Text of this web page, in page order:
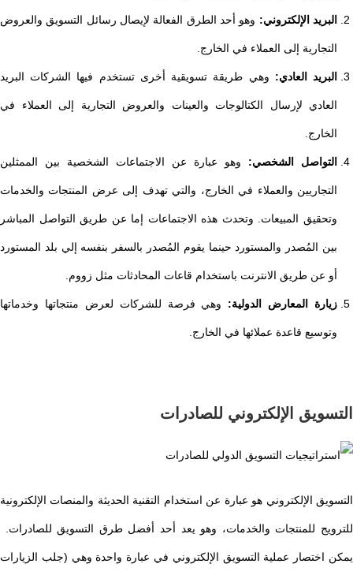
البريد الإلكتروني: وهو أحد الطرق الفعالة لإيصال رسائل التسويق والعروض
التجارية إلى العملاء في الخارج.
البريد العادي: وهي طريقة تسويقية أخرى تستخدم فيها الشركات البريد
العادي لإرسال الكتالوجات والعينات والعروض التجارية إلى العملاء في
الخارج.
التواصل الشخصي: وهو عبارة عن الاجتماعات الشخصية بين الممثلين
التجاريين والعملاء في الخارج، والتي تهدف إلى عرض المنتجات والخدمات
وتحقيق المبيعات. وتحدث هذه الاجتماعات إما عن طريق التواصل المباشر
بين المُصدر والمستورد حينما يقوم المُصدر بالسفر بنفسه إلي بلد المستورد
أو عن طريق الانترنت باستخدام قاعات المحادثات مثل زووم.
زيارة المعارض الدولية: وهي فرصة للشركات لعرض منتجاتها وخدماتها
وتوسيع قاعدة عملائها في الخارج.
التسويق الإلكتروني للصادرات
التسويق الإلكتروني هو عبارة عن استخدام التقنية الحديثة والمنصات الإلكترونية
للترويج للمنتجات والخدمات، وهو يعد أحد أفضل طرق التسويق للصادرات.
يمكن اختصار عملية التسويق الإلكتروني في عبارة واحدة وهي (جلب الزيارات